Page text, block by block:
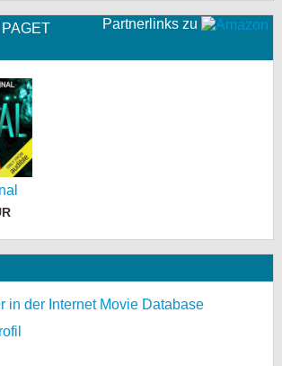
Partnerlinks zu
in der Internet Movie Database